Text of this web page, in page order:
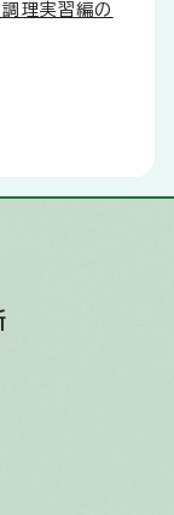
理実習編の